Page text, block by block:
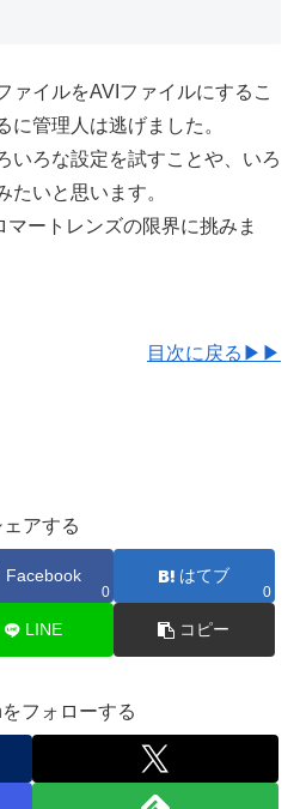
ァイルをAVIファイルにするこ
に管理人は逃げました。
いろな設定を試すことや、いろ
たいと思います。
ートレンズの限界に挑みま
目次に戻る▶▶
ェアする
Facebook
0
はてブ
0
LINE コピー
フォローする